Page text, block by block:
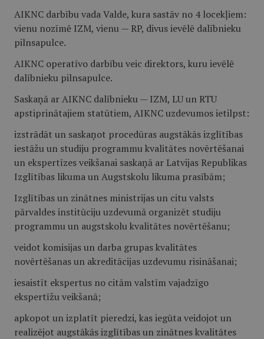
AIKNC darbību vada Valde, kura sastāv no 4 locekļiem:
vienu nozīmē IZM, vienu — RP, divus ievēlē dalībnieku
pilnsapulce.
AIKNC operatīvo darbību veic direktors, kuru ievēlē
dalībnieku pilnsapulce.
Saskaņā ar AIKNC dalībnieku — IZM, LU un RTU
apstiprinātajiem statūtiem, AIKNC uzdevumos ietilpst:
izstrādāt un saskaņot procedūras augstākās izglītības
iestāžu un studiju programmu kvalitātes novērtēšanai
un ekspertīzes veikšanai saskaņā ar Latvijas Republikas
Izglītības likuma un Augstskolu likuma prasībām;
Izglītības un zinātnes ministrijas un citu valsts
pārvaldes institūciju uzdevumā organizēt studiju
programmu un augstskolu kvalitātes novērtēšanu;
veidot komisijas un darba grupas kvalitātes
novērtēšanas un akreditācijas uzdevumu risināšanai;
iesaistīt ekspertus no citām valstīm vajadzīgo
ekspertīžu veikšanā;
apkopot un izplatīt pieredzi, kas iegūta veidojot un
realizējot augstākās izglītības un zinātnes kvalitātes